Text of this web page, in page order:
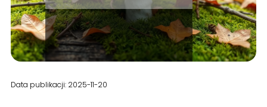
Data publikacji: 2025-11-20